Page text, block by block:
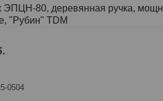
ЭПЦН-80, деревянная ручка,
"Рубин" TDM
0504